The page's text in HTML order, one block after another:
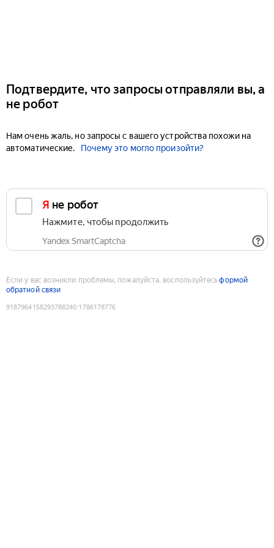
Подтвердите, что запросы отправляли вы, а
не робот
Нам очень жаль, но запросы с вашего устройства похожи на
автоматические.
Почему это могло произойти?
Я не робот
Нажмите, чтобы продолжить
Yandex SmartCaptcha
Если у вас возникли проблемы, пожалуйста, воспользуйтесьформой
обратной связи
9187964158293788240:1786178776